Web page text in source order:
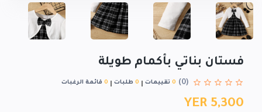
فستان بناتي بأكمام طويلة
(0)
0 تقييمات 0 طلبات 0 قائمة الرغبات
YER 5,300